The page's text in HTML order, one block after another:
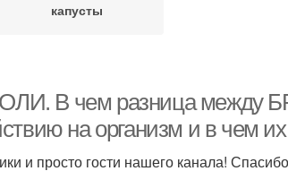
капусты
В чем разница
на организм и в чем
и просто гости нашего канала!